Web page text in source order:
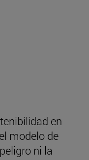
en
modelo de
ni la